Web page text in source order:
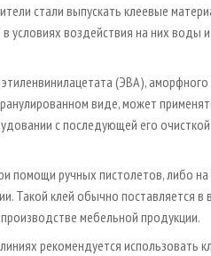
стали выпускать клеевые
воздействия на них воды
(ЭВА),
виде, может
с последующей его
помощи ручных пистолетов, либо
Такой клей обычно поставляется в
мебельной продукции.
рекомендуется использовать